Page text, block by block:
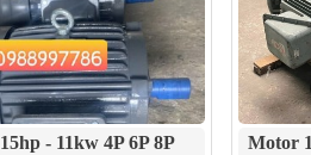
- 11kw 4P 6P 8P
Motor